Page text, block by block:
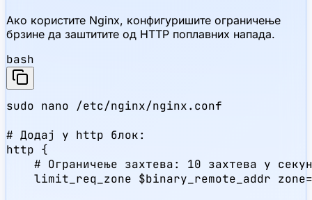
Ако користите Nginx, конфигуришите ограничење
брзине да заштитите од HTTP поплавних напада.
bash
sudo nano /etc/nginx/nginx.conf
# Додај у http блок:
http {
# Ограничење захтева: 10 захтева у
limit_req_zone $binary_remote_addr